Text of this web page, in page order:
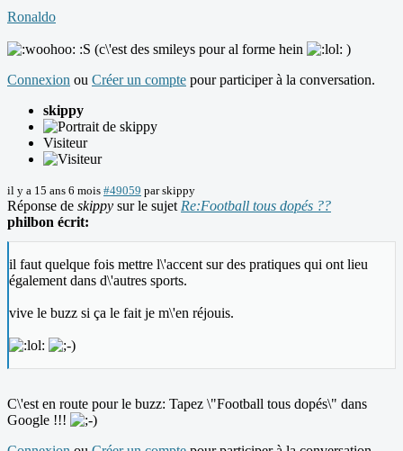
Ronaldo
:S (c\'est des smileys pour al forme hein
)
Connexion ou Créer un compte pour participer à la conversation.
skippy
Visiteur
il y a 15 ans 6 mois #49059 parskippy
Réponse de skippy sur le sujet Re:Football tous dopés ??
philbon écrit:
il faut quelque fois mettre l\'accent sur des pratiques qui ont lieu
également dans d\'autres sports.
vive le buzz si ça le fait je m\'en réjouis.
C\'est en route pour le buzz: Tapez \"Football tous dopés\" dans
Google !!!